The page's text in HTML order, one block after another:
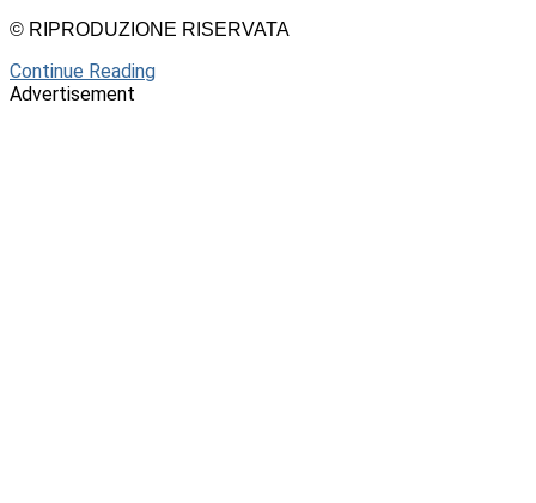
© RIPRODUZIONE RISERVATA
Continue Reading
Advertisement